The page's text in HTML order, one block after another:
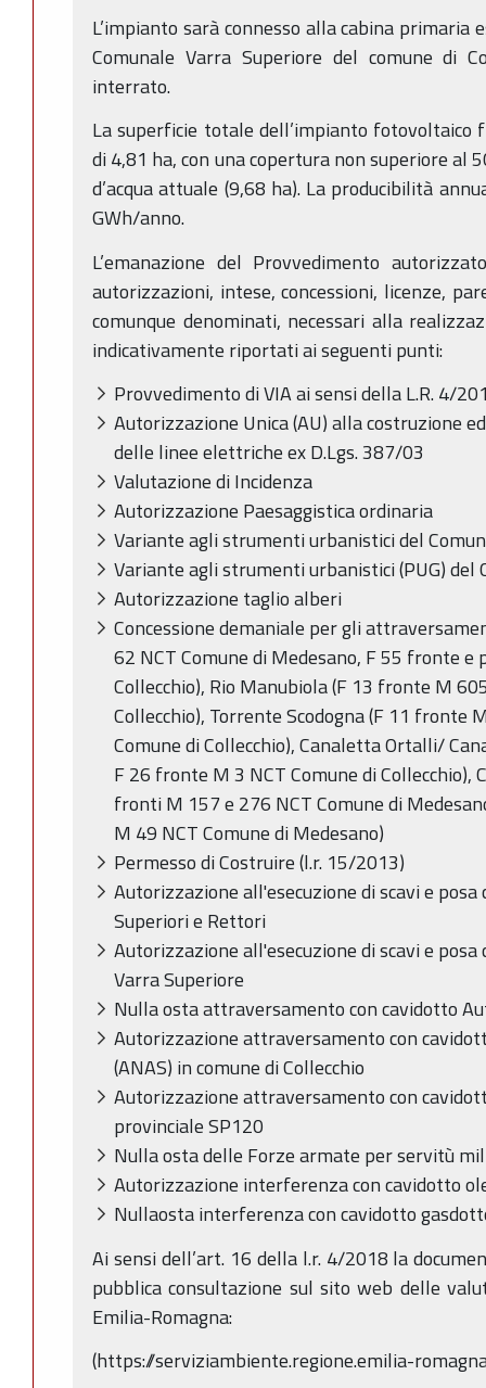
L’impianto sarà connesso alla cabina
Comunale Varra Superiore del comune di
interrato.
La superficie totale dell’impianto fotovoltaico
di 4,81 ha, con una copertura non superiore al
d’acqua attuale (9,68 ha). La producibilità
GWh/anno.
L’emanazione del Provvedimento
autorizzazioni, intese, concessioni, licenze,
comunque denominati, necessari alla
indicativamente riportati ai seguenti punti:
Provvedimento di VIA ai sensi della L.R. 4/
Autorizzazione Unica (AU) alla costruzione
delle linee elettriche ex D.Lgs. 387/03
Valutazione di Incidenza
Autorizzazione Paesaggistica ordinaria
Variante agli strumenti urbanistici del
Variante agli strumenti urbanistici (PUG) del
Autorizzazione taglio alberi
Concessione demaniale per gli
62 NCT Comune di Medesano, F 55 fronte e
Collecchio), Rio Manubiola (F 13 fronte M
Collecchio), Torrente Scodogna (F 11 fronte
Comune di Collecchio), Canaletta Ortalli/
F 26 fronte M 3 NCT Comune di Collecchio),
fronti M 157 e 276 NCT Comune di
M 49 NCT Comune di Medesano)
Permesso di Costruire (l.r. 15/2013)
Autorizzazione all'esecuzione di scavi e
Superiori e Rettori
Autorizzazione all'esecuzione di scavi e
Varra Superiore
Nulla osta attraversamento con cavidotto
Autorizzazione attraversamento con
(ANAS) in comune di Collecchio
Autorizzazione attraversamento con
provinciale SP120
Nulla osta delle Forze armate per servitù
Autorizzazione interferenza con cavidotto
Nullaosta interferenza con cavidotto
Ai sensi dell’art. 16 della l.r. 4/2018 la
pubblica consultazione sul sito web delle
Emilia-Romagna:
(https://serviziambiente.regione.emilia-